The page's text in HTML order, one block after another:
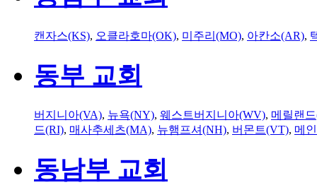
캔자스(KS), 오클라호마(OK), 미주리(MO), 아칸소(AR),
동부 교회
버지니아(VA), 뉴욕(NY), 웨스트버지니아(WV), 메릴랜
드(RI), 매사추세츠(MA), 뉴햄프셔(NH), 버몬트(VT), 메
동남부 교회